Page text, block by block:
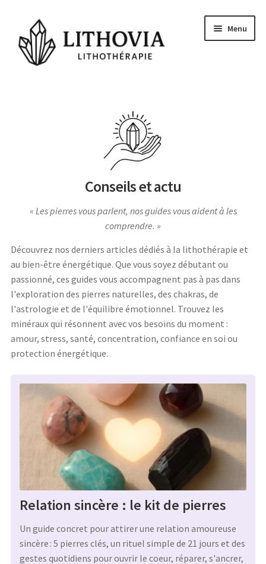
navigation
au
contenu
Menu
Signes Astrologiques
Conseils et actu
Questions
Conseils et actu
Les pierres vous parlent, nos guides vous aident à les
comprendre.
Découvrez nos derniers articles dédiés à la lithothérapie et
au bien-être énergétique. Que vous soyez débutant ou
passionné, ces guides vous accompagnent pas à pas dans
l'exploration des pierres naturelles, des chakras, de
l'astrologie et de l'équilibre émotionnel. Trouvez les
minéraux qui résonnent avec vos besoins du moment :
amour, stress, santé, concentration, confiance en soi ou
protection énergétique.
Relation sincère : le kit de pierres
Un guide concret pour attirer une relation amoureuse
sincère : 5 pierres clés, un rituel simple de 21 jours et des
gestes quotidiens pour ouvrir le coeur, réparer, s'ancrer,